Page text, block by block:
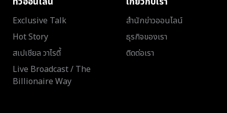
Exclusive Talk
Hot Story
สเปเชียล วาไรตี้
Live Broadcast / The
Billionaire Way
สำนักข่าวออนไลน์
ธุรกิจของเรา
ติดต่อเรา